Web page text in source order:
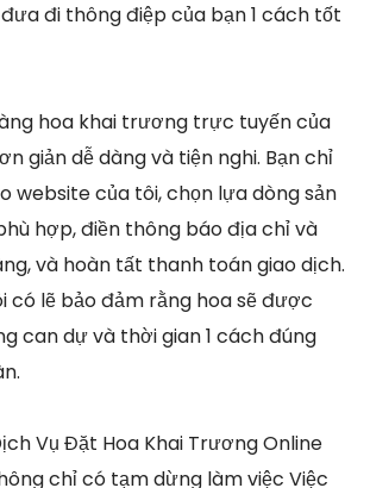
đi thông điệp của bạn 1 cách tốt
hoa khai trương trực tuyến của
giản dễ dàng và tiện nghi. Bạn chỉ
website của tôi, chọn lựa dòng sản
hợp, điền thông báo địa chỉ và
và hoàn tất thanh toán giao dịch.
có lẽ bảo đảm rằng hoa sẽ được
can dự và thời gian 1 cách đúng
Vụ Đặt Hoa Khai Trương Online
chỉ có tạm dừng làm việc Việc